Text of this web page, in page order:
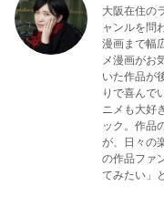
大阪在住の
ャンルを問
漫画まで幅
メ漫画がお
いた作品が
りで喜んで
ニメも大好
ック。作品
が、日々の
の作品ファ
てみたい」